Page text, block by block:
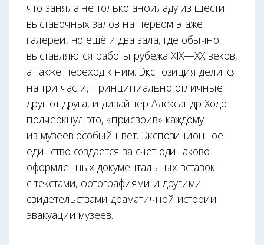
что заняла не только анфиладу из шести
выставочных залов на первом этаже
галереи, но ещё и два зала, где обычно
выставляются работы рубежа XIX—XX веков,
а также переход к ним. Экспозиция делится
на три части, принципиально отличные
друг от друга, и дизайнер Александр Ходот
подчеркнул это, «присвоив» каждому
из музеев особый цвет. Экспозиционное
единство создаётся за счёт одинаково
оформленных документальных вставок
с текстами, фотографиями и другими
свидетельствами драматичной истории
эвакуации музеев.